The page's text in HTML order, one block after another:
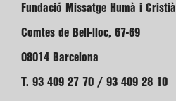
Fundació Missatge Humà i Cristià
Comtes de Bell-lloc, 67-69
08014 Barcelona
T. 93 409 27 70 / 93 409 28 10